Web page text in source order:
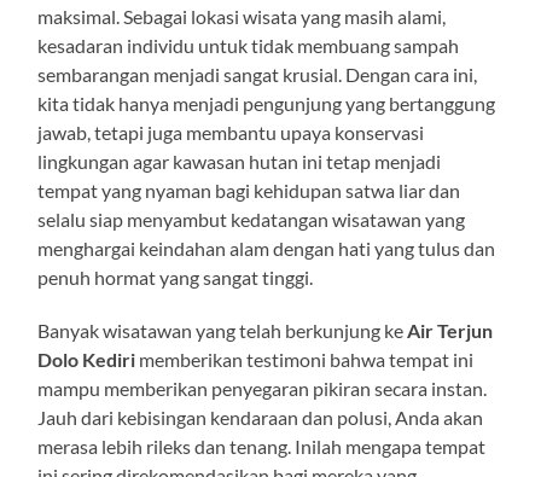
maksimal. Sebagai lokasi wisata yang masih alami,
kesadaran individu untuk tidak membuang sampah
sembarangan menjadi sangat krusial. Dengan cara ini,
kita tidak hanya menjadi pengunjung yang bertanggung
jawab, tetapi juga membantu upaya konservasi
lingkungan agar kawasan hutan ini tetap menjadi
tempat yang nyaman bagi kehidupan satwa liar dan
selalu siap menyambut kedatangan wisatawan yang
menghargai keindahan alam dengan hati yang tulus dan
penuh hormat yang sangat tinggi.
Banyak wisatawan yang telah berkunjung keAir Terjun
Dolo Kediri memberikan testimoni bahwa tempat ini
mampu memberikan penyegaran pikiran secara instan.
Jauh dari kebisingan kendaraan dan polusi, Anda akan
merasa lebih rileks dan tenang. Inilah mengapa tempat